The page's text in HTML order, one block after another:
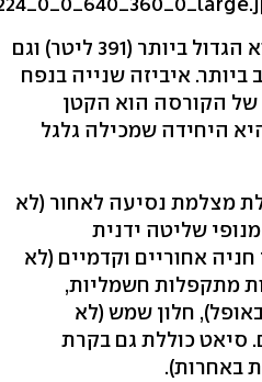
תא המטען של הקליאו הוא הגדול ביותר (391 ליטר) וגם
איביזה שנייה בנפח
ליטר) וזה של הקורסה הוא הקטן
אף שהיא היחידה שמכילה גלגל
מצלמת נסיעה לאחור (לא
שליטה ידנית
אחוריים וקדמיים (לא
מתקפלות חשמליות,
חלון שמש (לא
"17 קלים. סיאט כוללת גם בקרת
באחרות).